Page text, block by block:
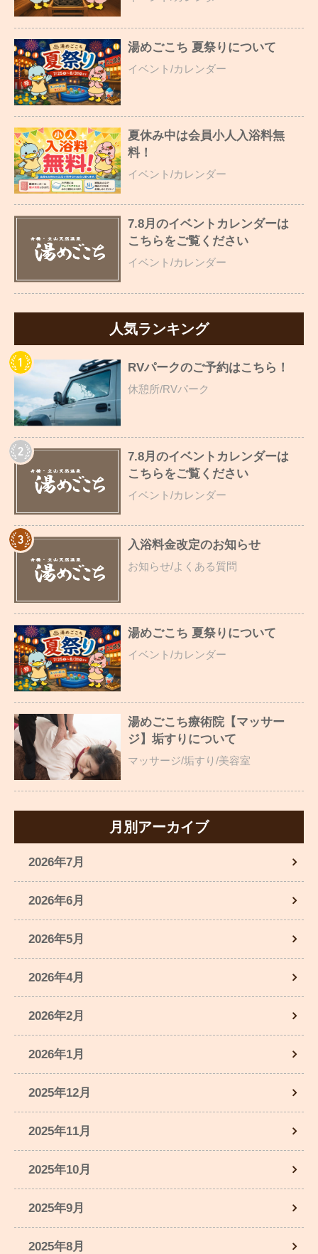
湯めごこち 夏祭りについて
イベント/カレンダー
夏休み中は会員小人入浴料無
料！
イベント/カレンダー
7.8月のイベントカレンダーは
こちらをご覧ください
イベント/カレンダー
人気ランキング
RVパークのご予約はこちら！
休憩所/RVパーク
7.8月のイベントカレンダーは
こちらをご覧ください
イベント/カレンダー
入浴料金改定のお知らせ
お知らせ/よくある質問
湯めごこち 夏祭りについて
イベント/カレンダー
湯めごこち療術院【マッサー
ジ】垢すりについて
マッサージ/垢すり/美容室
月別アーカイブ
2026年7月
2026年6月
2026年5月
2026年4月
2026年2月
2026年1月
2025年12月
2025年11月
2025年10月
2025年9月
2025年8月